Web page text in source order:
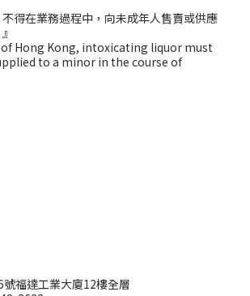
不得在業務過程中，向未成年人售賣或供應
of Hong Kong, intoxicating liquor must
to a minor in the course of
福達工業大廈12樓全層